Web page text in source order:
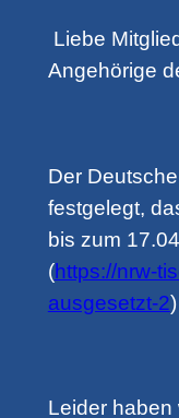
Liebe
Angehörige
Der
festgelegt,
bis zum
(https://nrw-
ausgesetzt-2)
Leider haben